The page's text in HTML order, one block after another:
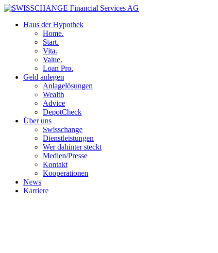
Haus der Hypothek
Home.
Start.
Vita.
Value.
Loan Pro.
Geld anlegen
Anlagelösungen
Wealth
Advice
DepotCheck
Über uns
Swisschange
Dienstleistungen
Wer dahinter steckt
Medien/Presse
Kontakt
Kooperationen
News
Karriere